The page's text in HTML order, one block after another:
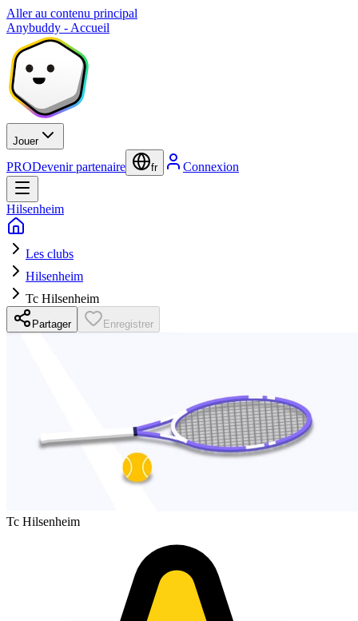
Aller au contenu principal
Anybuddy - Accueil
Jouer
PRODevenir partenaire fr Connexion
Hilsenheim
Les clubs
Hilsenheim
Tc Hilsenheim
Partager Enregistrer
Tc Hilsenheim